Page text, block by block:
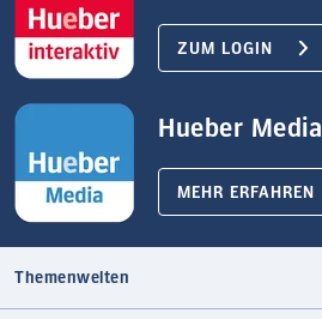
ZUM LOGIN
Hueber Media
MEHR ERFAHREN
Themenwelten